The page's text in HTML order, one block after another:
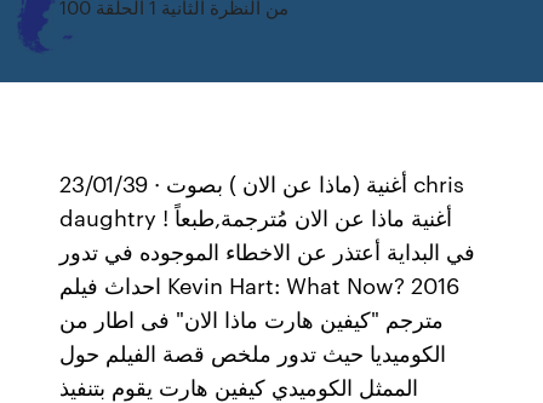
من النظرة الثانية 1 الحلقة 100
23/01/39 · أغنية (ماذا عن الان ) بصوت chris
daughtry ! أغنية ماذا عن الان مُترجمة,طبعاً
في البداية أعتذر عن الاخطاء الموجوده في تدور
احداث فيلم Kevin Hart: What Now? 2016
مترجم "كيفين هارت ماذا الان" فى اطار من
الكوميديا حيث تدور ملخص قصة الفيلم حول
الممثل الكوميدي كيفين هارت يقوم بتنفيذ